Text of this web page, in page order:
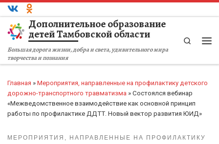
Перейти к содержимому
Дополнительное образование
детей Тамбовской области
Большая дорога жизни, добра и света, удивительного мира
творчества и познания
Search
Главная » Мероприятия, направленные на профилактику детского
дорожно-транспортного травматизма » Состоялся вебинар
«Межведомственное взаимодействие как основной принцип
работы по профилактике ДДТТ. Новый вектор развития ЮИД»
МЕРОПРИЯТИЯ, НАПРАВЛЕННЫЕ НА ПРОФИЛАКТИКУ